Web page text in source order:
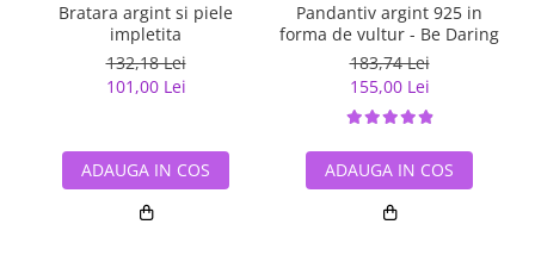
Bratara argint si piele
impletita
132,18 Lei
101,00 Lei
ADAUGA IN COS
Pandantiv argint 925 in
forma de vultur - Be Daring
183,74 Lei
155,00 Lei
ADAUGA IN COS